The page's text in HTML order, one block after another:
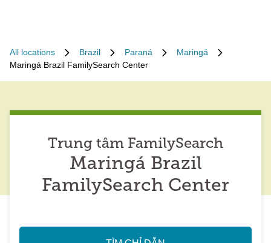
All locations Brazil Paraná
Maringá
Maringá Brazil FamilySearch Center
Trung tâm FamilySearch
Maringá Brazil
FamilySearch Center